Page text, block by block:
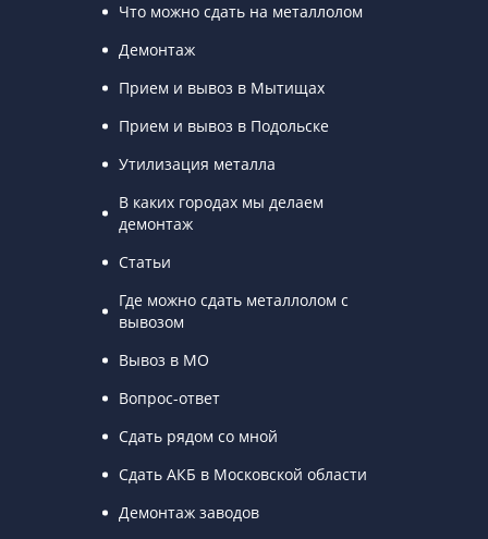
Что можно сдать на металлолом
Демонтаж
Прием и вывоз в Мытищах
Прием и вывоз в Подольске
Утилизация металла
В каких городах мы делаем
демонтаж
Статьи
Где можно сдать металлолом с
вывозом
Вывоз в МО
Вопрос-ответ
Сдать рядом со мной
Сдать АКБ в Московской области
Демонтаж заводов